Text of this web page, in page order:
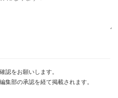
認をお願いします。
集部の承認を経て掲載されます。